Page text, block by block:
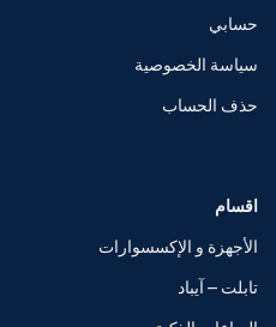
حسابي
سياسة الخصوصية
حذف الحساب
اقسام
الأجهزة و الإكسسوارات
تابلت – آيباد